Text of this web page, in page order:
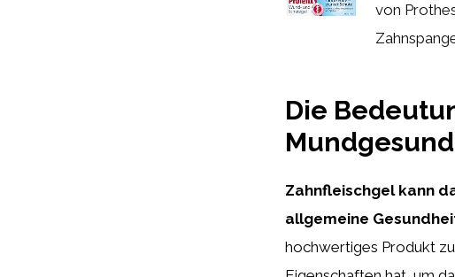
von
Die
Zahnfleischgel kann
allgemeine
hochwertiges Produkt